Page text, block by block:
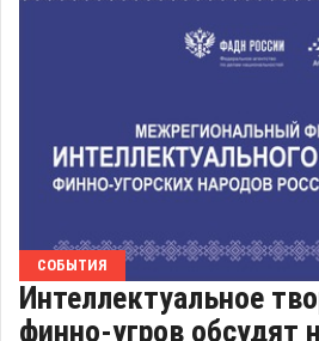
СОБЫТИЯ
Интеллектуальное
финно-угров обсудят